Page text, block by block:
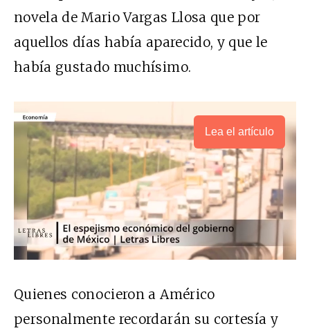
novela de Mario Vargas Llosa que por
aquellos días había aparecido, y que le
había gustado muchísimo.
Lea el artículo
Quienes conocieron a Américo
personalmente recordarán su cortesía y